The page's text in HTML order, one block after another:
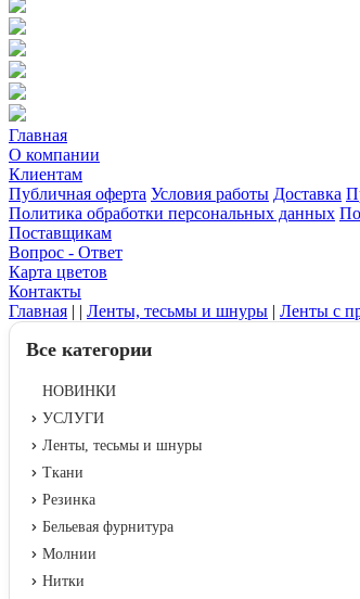
Главная
О компании
Клиентам
Публичная оферта Условия работы Доставка
Политика обработки персональных данных
Поставщикам
Вопрос - Ответ
Карта цветов
Контакты
Главная | | Ленты, тесьмы и шнуры | Ленты с
Все категории
НОВИНКИ
УСЛУГИ
Ленты, тесьмы и шнуры
Ткани
Резинка
Бельевая фурнитура
Молнии
Нитки